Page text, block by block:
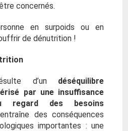
concernés.
en surpoids ou en
de dénutrition !
d’un déséquilibre
par une insuffisance
regard des besoins
des conséquences
importantes : une